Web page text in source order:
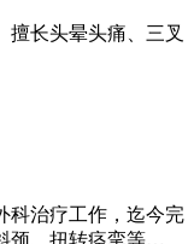
擅长头晕头痛、三叉
科治疗工作，迄今完
颈、扭转痉挛等…